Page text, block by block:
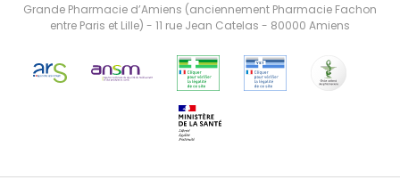
Grande Pharmacie d’Amiens (anciennement Pharmacie Fachon
entre Paris et Lille) - 11 rue Jean Catelas - 80000 Amiens